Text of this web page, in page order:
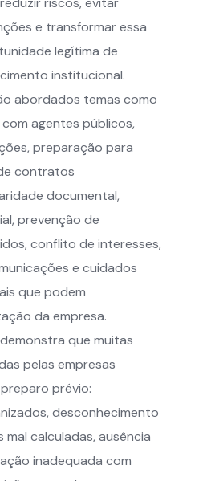
e transformar essa
legítima de
institucional.
abordados temas como
agentes públicos,
preparação para
contratos
documental,
prevenção de
conflito de interesses,
e cuidados
que podem
da empresa.
que muitas
pelas empresas
prévio:
desconhecimento
calculadas, ausência
inadequada com